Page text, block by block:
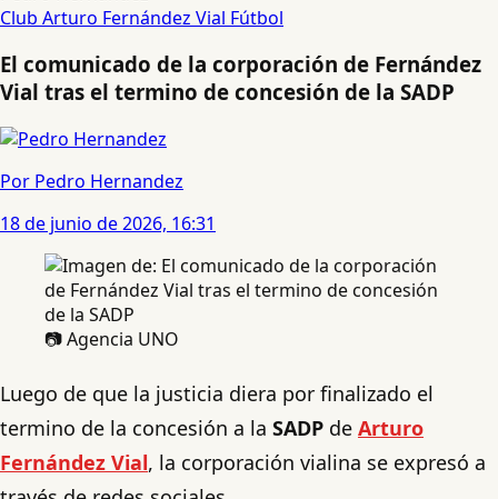
Club Arturo Fernández Vial Fútbol
El comunicado de la corporación de Fernández
Vial tras el termino de concesión de la SADP
Por Pedro Hernandez
18 de junio de 2026, 16:31
📷 Agencia UNO
Luego de que la justicia diera por finalizado el
termino de la concesión a la SADP de Arturo
Fernández Vial, la corporación vialina se expresó a